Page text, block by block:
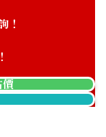
年10月
！